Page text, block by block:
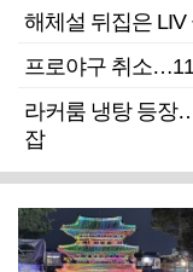
해체설 뒤집은 LIV
프로야구 취소
라커룸 냉탕 등장
잡